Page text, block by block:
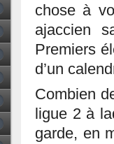
chose à
ajaccien
Premiers
d’un
Combien
ligue 2 à
garde, en